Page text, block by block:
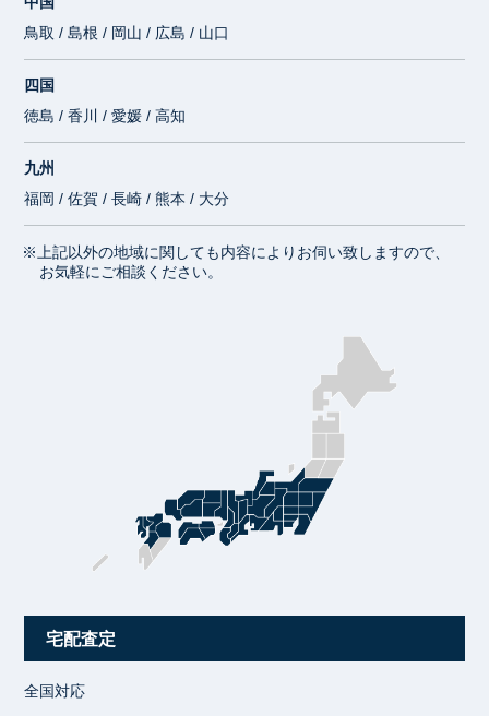
鳥取 / 島根 / 岡山 / 広島 / 山口
四国
徳島 / 香川 / 愛媛 / 高知
九州
福岡 / 佐賀 / 長崎 / 熊本 / 大分
※上記以外の地域に関しても内容によりお伺い致しますので、
お気軽にご相談ください。
宅配査定
全国対応